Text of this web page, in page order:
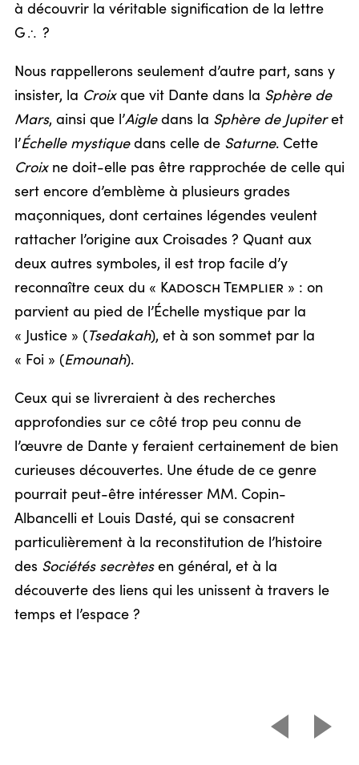
à découvrir la véritable signification de la lettre
G / ?
Nous rappellerons seulement d’autre part, sans y
insister, la Croixque vit Dante dans la Sphère de
Mars, ainsi que l’Aigledans la Sphère de Jupiteret
l’Échelle mystiquedans celle de Saturne. Cette
Croixne doit-elle pas être rapprochée de celle qui
sert encore d’emblème à plusieurs grades
maçonniques, dont certaines légendes veulent
rattacher l’origine aux Croisades ? Quant aux
deux autres symboles, il est trop facile d’y
reconnaître ceux du « Kadosch Templier » : on
parvient au pied de l’Échelle mystique par la
« Justice » (Tsedakah), et à son sommet par la
« Foi » (Emounah).
Ceux qui se livreraient à des recherches
approfondies sur ce côté trop peu connu de
l’œuvre de Dante y feraient certainement de bien
curieuses découvertes. Une étude de ce genre
pourrait peut-être intéresser MM. Copin-
Albancelli et Louis Dasté, qui se consacrent
particulièrement à la reconstitution de l’histoire
des Sociétés secrètesen général, et à la
découverte des liens qui les unissent à travers le
temps et l’espace ?